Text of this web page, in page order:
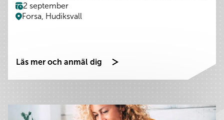
2 september
Forsa, Hudiksvall
Läs mer och anmäl dig